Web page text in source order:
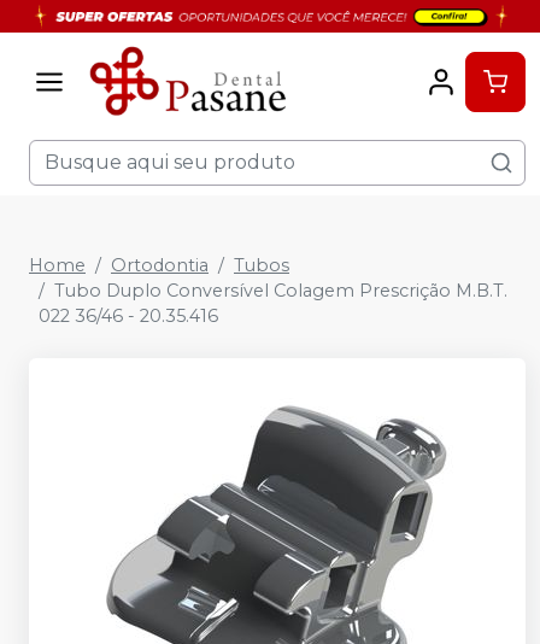
Home Ortodontia
Tubos
Tubo Duplo Conversível Colagem Prescrição M.B.T.
022 36/46 - 20.35.416